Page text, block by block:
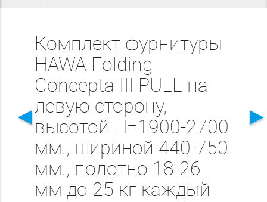
◄
Комплект фурнитуры
HAWA Folding
Concepta III PULL на
левую сторону,
высотой Н=1900-2700
мм., шириной 440-750
мм., полотно 18-26
мм до 25 кг каждый